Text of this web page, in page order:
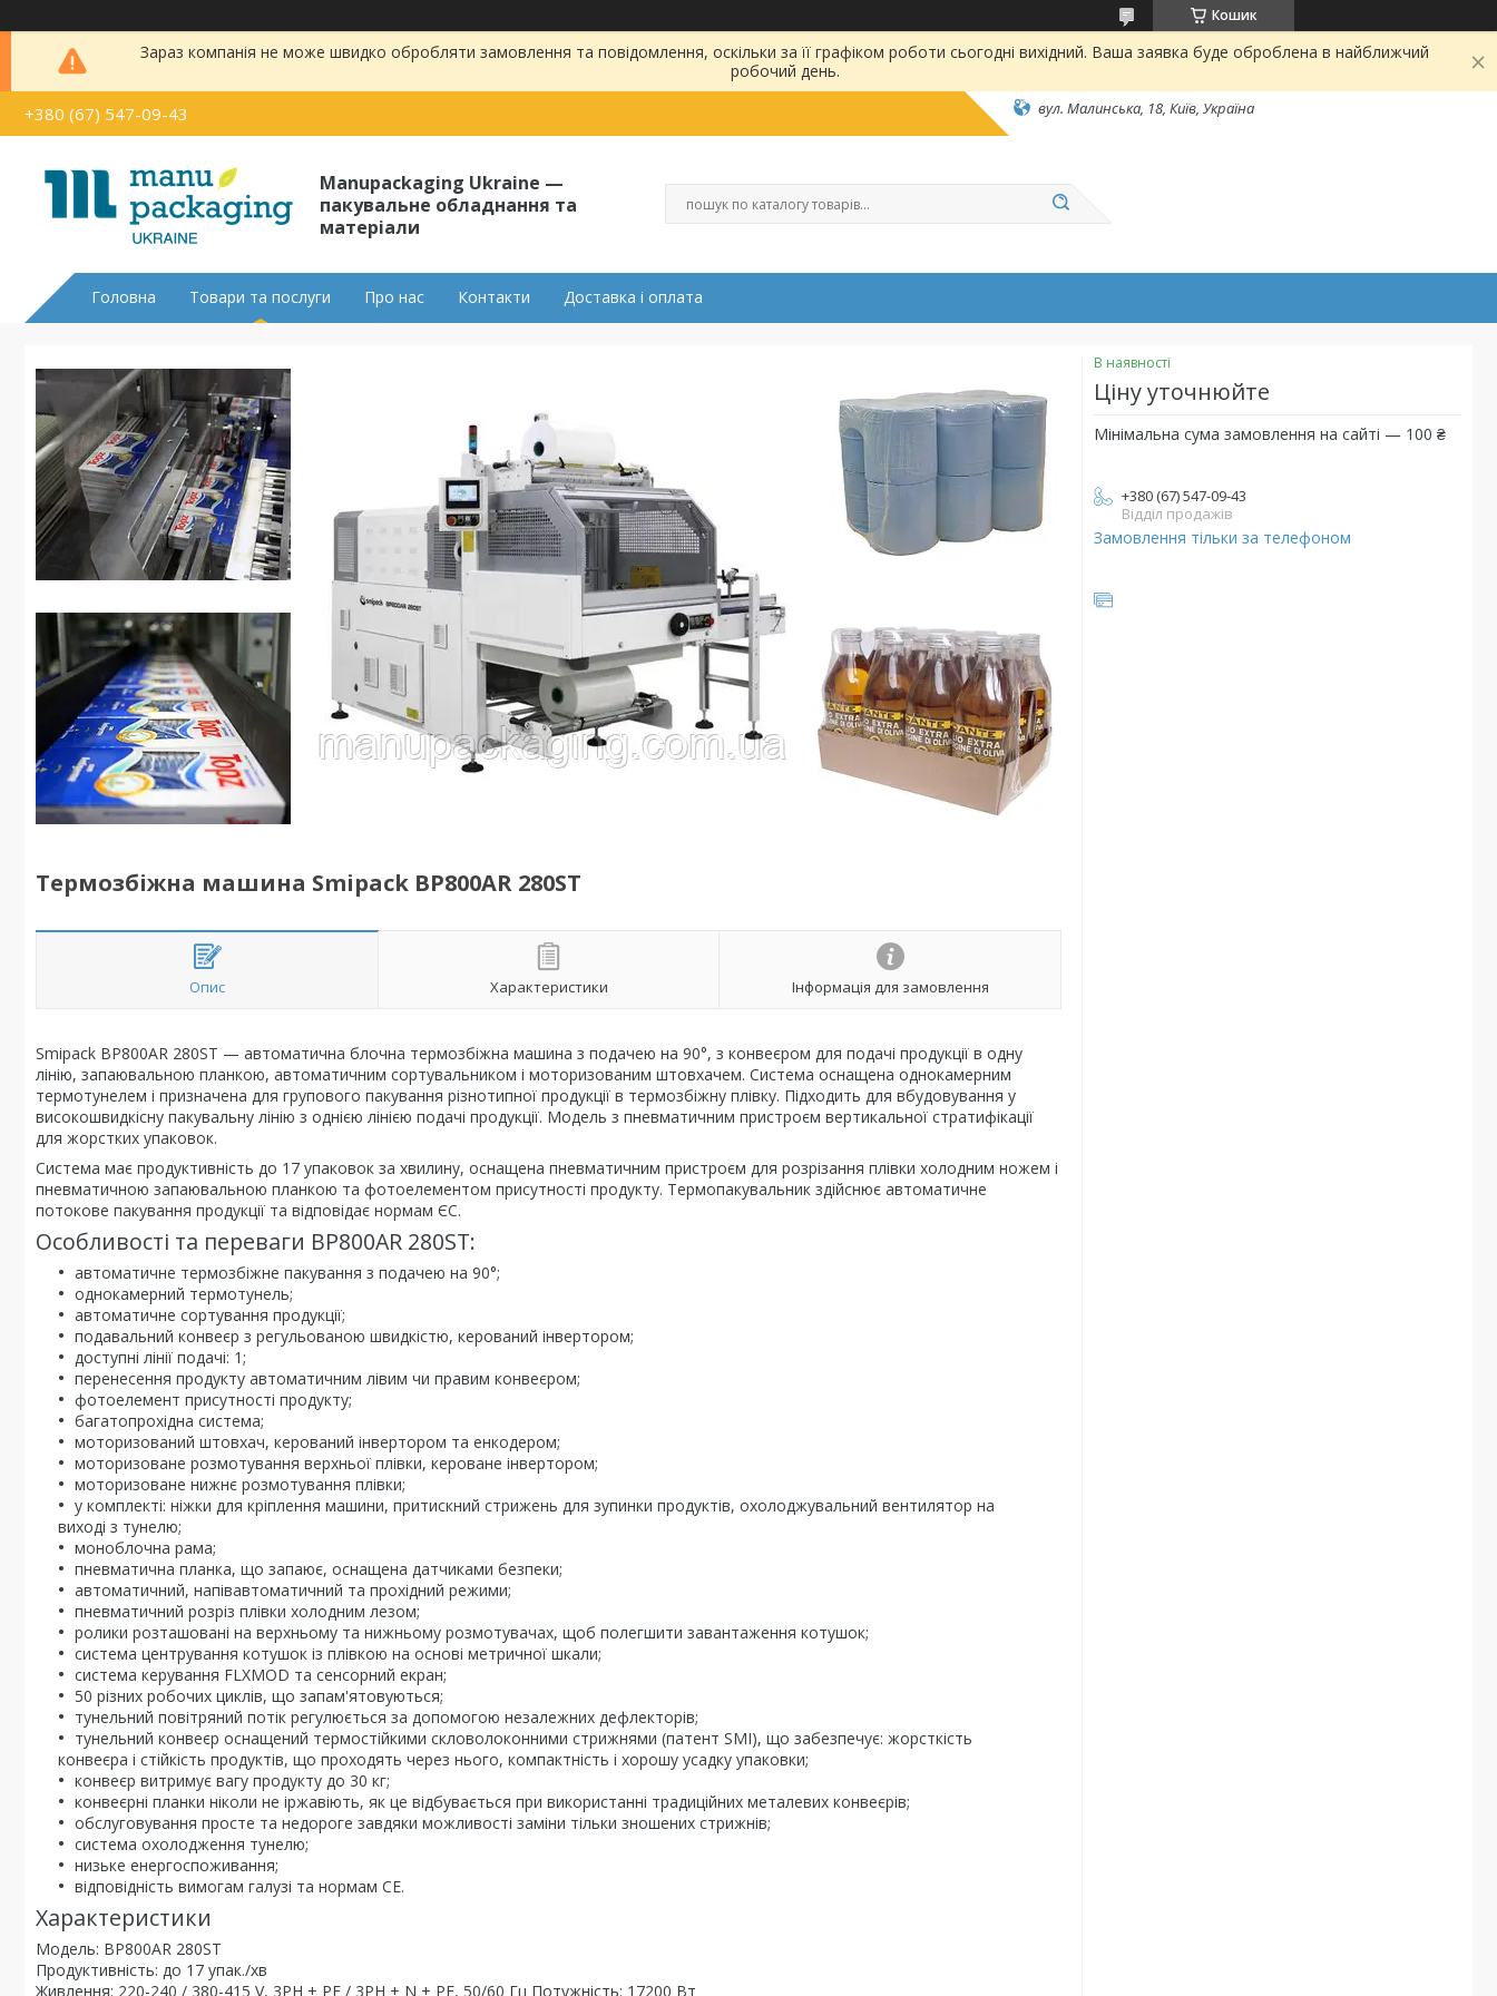
Кошик
Зараз компанія не може швидко обробляти замовлення та повідомлення, оскільки за її графіком роботи сьогодні вихідний. Ваша заявка буде оброблена в найближчий
робочий день.
+380 (67) 547-09-43 вул. Малинська, 18, Київ, Україна
Manupackaging Ukraine —
пакувальне обладнання та
матеріали
Головна Товари та послуги Про нас Контакти Доставка і оплата
Термозбіжна машина Smipack BP800AR 280ST
Опис Характеристики Інформація для замовлення
Smipack BP800AR 280ST — автоматична блочна термозбіжна машина з подачею на 90°, з конвеєром для подачі продукції в одну
лінію, запаювальною планкою, автоматичним сортувальником і моторизованим штовхачем. Система оснащена однокамерним
термотунелем і призначена для групового пакування різнотипної продукції в термозбіжну плівку. Підходить для вбудовування у
високошвидкісну пакувальну лінію з однією лінією подачі продукції. Модель з пневматичним пристроєм вертикальної стратифікації
для жорстких упаковок.
Система має продуктивність до 17 упаковок за хвилину, оснащена пневматичним пристроєм для розрізання плівки холодним ножем і
пневматичною запаювальною планкою та фотоелементом присутності продукту. Термопакувальник здійснює автоматичне
потокове пакування продукції та відповідає нормам ЄС.
Особливості та переваги BP800AR 280ST:
автоматичне термозбіжне пакування з подачею на 90°;
однокамерний термотунель;
автоматичне сортування продукції;
подавальний конвеєр з регульованою швидкістю, керований інвертором;
доступні лінії подачі: 1;
перенесення продукту автоматичним лівим чи правим конвеєром;
фотоелемент присутності продукту;
багатопрохідна система;
моторизований штовхач, керований інвертором та енкодером;
моторизоване розмотування верхньої плівки, кероване інвертором;
моторизоване нижнє розмотування плівки;
у комплекті: ніжки для кріплення машини, притискний стрижень для зупинки продуктів, охолоджувальний вентилятор на
виході з тунелю;
моноблочна рама;
пневматична планка, що запаює, оснащена датчиками безпеки;
автоматичний, напівавтоматичний та прохідний режими;
пневматичний розріз плівки холодним лезом;
ролики розташовані на верхньому та нижньому розмотувачах, щоб полегшити завантаження котушок;
система центрування котушок із плівкою на основі метричної шкали;
система керування FLXMOD та сенсорний екран;
50 різних робочих циклів, що запам'ятовуються;
тунельний повітряний потік регулюється за допомогою незалежних дефлекторів;
тунельний конвеєр оснащений термостійкими скловолоконними стрижнями (патент SMI), що забезпечує: жорсткість
конвеєра і стійкість продуктів, що проходять через нього, компактність і хорошу усадку упаковки;
конвеєр витримує вагу продукту до 30 кг;
конвеєрні планки ніколи не іржавіють, як це відбувається при використанні традиційних металевих конвеєрів;
обслуговування просте та недороге завдяки можливості заміни тільки зношених стрижнів;
система охолодження тунелю;
низьке енергоспоживання;
відповідність вимогам галузі та нормам CE.
Характеристики
Модель: BP800AR 280ST
Продуктивність: до 17 упак./хв
Живлення: 220-240 / 380-415 V, 3PH + PE / 3PH + N + PE, 50/60 Гц Потужність: 17200 Вт
В наявності
Ціну уточнюйте
Мінімальна сума замовлення на сайті — 100 ₴
+380 (67) 547-09-43
Відділ продажів
Замовлення тільки за телефоном